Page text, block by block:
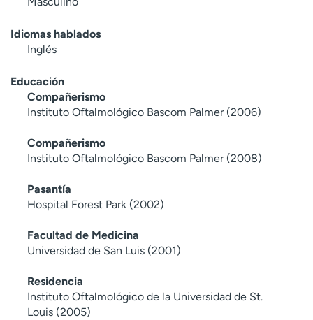
Idiomas hablados
Inglés
Educación
Compañerismo
Instituto Oftalmológico Bascom Palmer (2006)
Compañerismo
Instituto Oftalmológico Bascom Palmer (2008)
Pasantía
Hospital Forest Park (2002)
Facultad de Medicina
Universidad de San Luis (2001)
Residencia
Instituto Oftalmológico de la Universidad de St.
Louis (2005)